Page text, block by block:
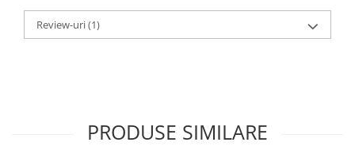
Review-uri(1)
PRODUSE SIMILARE